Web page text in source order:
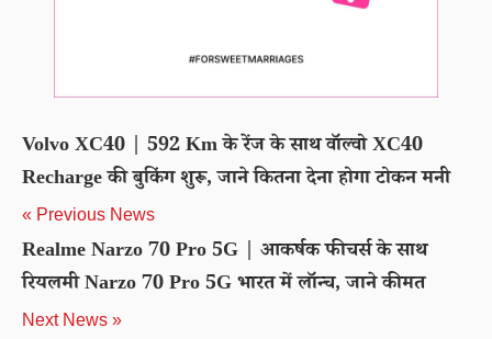
Volvo XC40 | 592 Km के रेंज के साथ वॉल्वो XC40
Recharge की बुकिंग शुरू, जाने कितना देना होगा टोकन मनी
« Previous News
Realme Narzo 70 Pro 5G | आकर्षक फीचर्स के साथ
रियलमी Narzo 70 Pro 5G भारत में लॉन्च, जाने कीमत
Next News »